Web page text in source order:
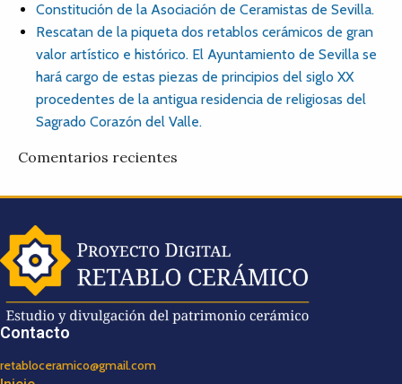
Constitución de la Asociación de Ceramistas de Sevilla.
Rescatan de la piqueta dos retablos cerámicos de gran
valor artístico e histórico. El Ayuntamiento de Sevilla se
hará cargo de estas piezas de principios del siglo XX
procedentes de la antigua residencia de religiosas del
Sagrado Corazón del Valle.
Comentarios recientes
Contacto
retabloceramico@gmail.com